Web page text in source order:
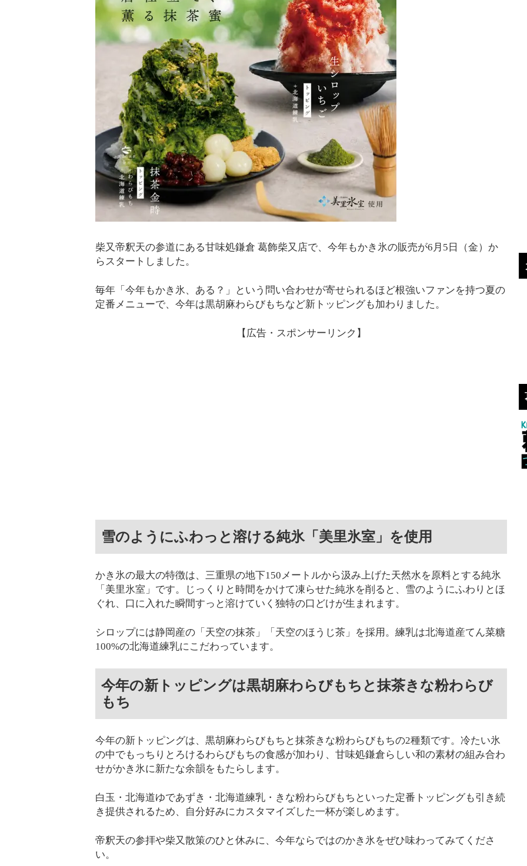
柴又帝釈天の参道にある甘味処鎌倉 葛飾柴又店で、今年もかき氷の販売が6月5日（金）か
らスタートしました。
毎年「今年もかき氷、ある？」という問い合わせが寄せられるほど根強いファンを持つ夏の
定番メニューで、今年は黒胡麻わらびもちなど新トッピングも加わりました。
【広告・スポンサーリンク】
雪のようにふわっと溶ける純氷「美里氷室」を使用
かき氷の最大の特徴は、三重県の地下150メートルから汲み上げた天然水を原料とする純氷
「美里氷室」です。じっくりと時間をかけて凍らせた純氷を削ると、雪のようにふわりとほ
ぐれ、口に入れた瞬間すっと溶けていく独特の口どけが生まれます。
シロップには静岡産の「天空の抹茶」「天空のほうじ茶」を採用。練乳は北海道産てん菜糖
100%の北海道練乳にこだわっています。
今年の新トッピングは黒胡麻わらびもちと抹茶きな粉わらび
もち
今年の新トッピングは、黒胡麻わらびもちと抹茶きな粉わらびもちの2種類です。冷たい氷
の中でもっちりとろけるわらびもちの食感が加わり、甘味処鎌倉らしい和の素材の組み合わ
せがかき氷に新たな余韻をもたらします。
白玉・北海道ゆであずき・北海道練乳・きな粉わらびもちといった定番トッピングも引き続
き提供されるため、自分好みにカスタマイズした一杯が楽しめます。
帝釈天の参拝や柴又散策のひと休みに、今年ならではのかき氷をぜひ味わってみてくださ
い。